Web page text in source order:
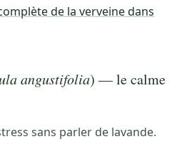
de la verveine dans
angustifolia) — le calme
sans parler de lavande.